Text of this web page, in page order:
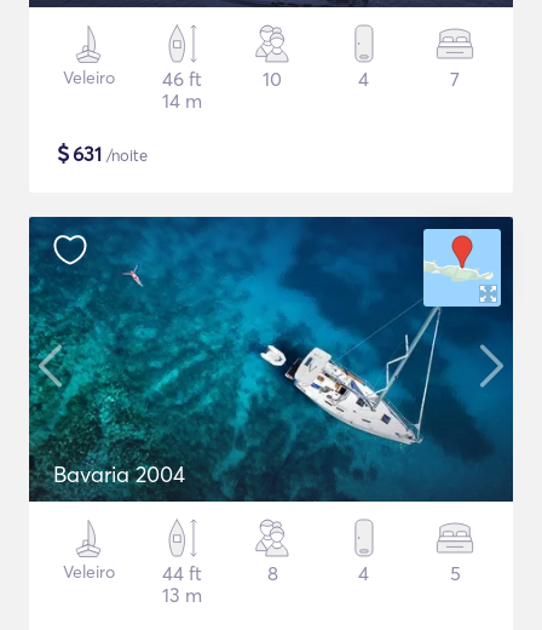
Veleiro
46 ft
14 m
10 4 7
$631 /noite
Bavaria 2004
Veleiro
44 ft
13 m
8 4 5